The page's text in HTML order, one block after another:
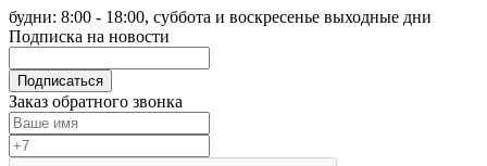
будни: 8:00 - 18:00, суббота и воскресенье выходные дни
Подписка на новости
Подписаться
Заказ обратного звонка